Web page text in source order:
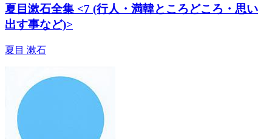
夏目漱石全集 <7 (行人・満韓ところどころ・思い
出す事など)>
夏目 漱石